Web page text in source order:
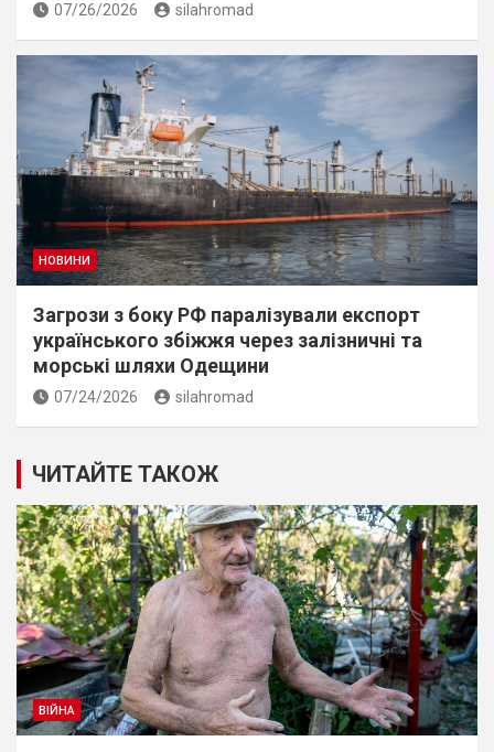
07/26/2026 silahromad
НОВИНИ
Загрози з боку РФ паралізували експорт
українського збіжжя через залізничні та
морські шляхи Одещини
07/24/2026 silahromad
ЧИТАЙТЕ ТАКОЖ
ВІЙНА